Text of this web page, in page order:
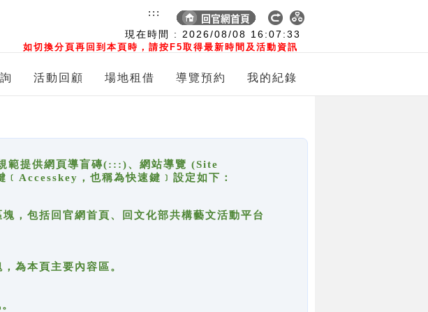
現在時間 : 2026/08/08 16:07:33
如切換分頁再回到本頁時，請按F5取得最新時間及活動資訊
:::
活動回顧 場地租借 導覽預約 我的紀錄
範提供網頁導盲磚(:::)、網站導覽 (Site
，也稱為快速鍵﹞設定如下：
包括回官網首頁、回文化部共構藝文活動平台
本頁主要內容區。